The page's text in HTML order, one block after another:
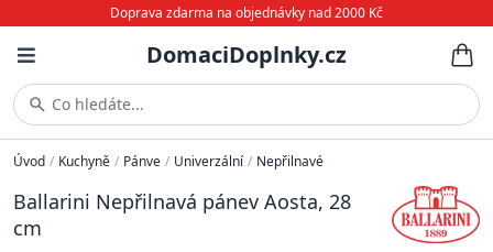
Doprava zdarma na objednávky nad 2000 Kč
DomaciDoplnky.cz
Co hledáte...
Úvod / Kuchyně / Pánve / Univerzální / Nepřilnavé
Ballarini Nepřilnavá pánev Aosta, 28
cm